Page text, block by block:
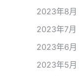
2023年8月
2023年7月
2023年6月
2023年5月